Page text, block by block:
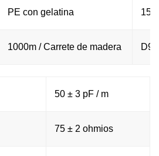
PE con gelatina
1000m / Carrete de madera
50 ± 3 pF / m
75 ± 2 ohmios